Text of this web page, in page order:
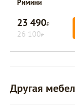
Римини
23 490Р
26 100Р
Другая